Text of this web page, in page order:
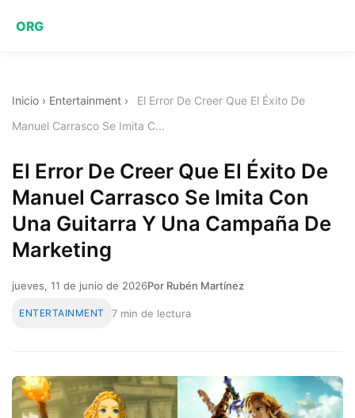
ORG
Inicio › Entertainment ›
El Error De Creer Que El Éxito De
Manuel Carrasco Se Imita C...
El Error De Creer Que El Éxito De
Manuel Carrasco Se Imita Con
Una Guitarra Y Una Campaña De
Marketing
jueves, 11 de junio de 2026Por Rubén Martínez
ENTERTAINMENT 7 min de lectura